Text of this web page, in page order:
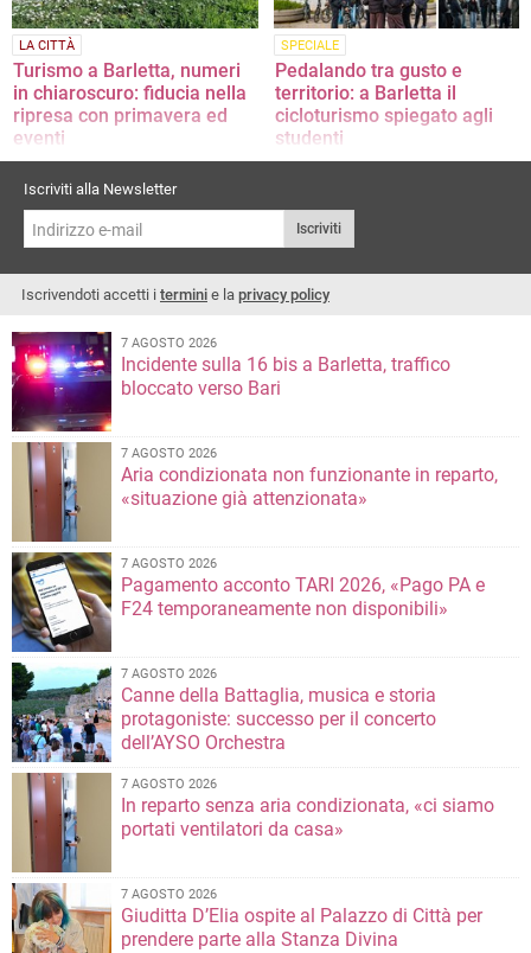
LA CITTÀ
Turismo a Barletta, numeri
in chiaroscuro: fiducia nella
ripresa con primavera ed
eventi
L'analisi di Barletta Ricettiva
SPECIALE
Pedalando tra gusto e
territorio: a Barletta il
cicloturismo spiegato agli
studenti
Successo per il primo bike tour 2026
dell’ITET Cassandro Fermi Nervi
Iscriviti alla Newsletter
Iscriviti
Iscrivendoti accetti i termini e la privacy policy
7 AGOSTO 2026
Incidente sulla 16 bis a Barletta, traffico
bloccato verso Bari
7 AGOSTO 2026
Aria condizionata non funzionante in reparto,
«situazione già attenzionata»
7 AGOSTO 2026
Pagamento acconto TARI 2026, «Pago PA e
F24 temporaneamente non disponibili»
7 AGOSTO 2026
Canne della Battaglia, musica e storia
protagoniste: successo per il concerto
dell’AYSO Orchestra
7 AGOSTO 2026
In reparto senza aria condizionata, «ci siamo
portati ventilatori da casa»
7 AGOSTO 2026
Giuditta D’Elia ospite al Palazzo di Città per
prendere parte alla Stanza Divina